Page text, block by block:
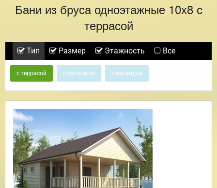
Бани из бруса одноэтажные 10х8 с
террасой
Тип Размер Этажность Все
с террасой с балконом с верандой